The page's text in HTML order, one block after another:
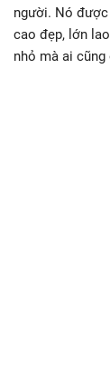
người. Nó
cao đẹp, lớn
nhỏ mà ai